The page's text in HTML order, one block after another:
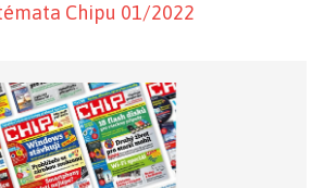
Chipu 01/2022